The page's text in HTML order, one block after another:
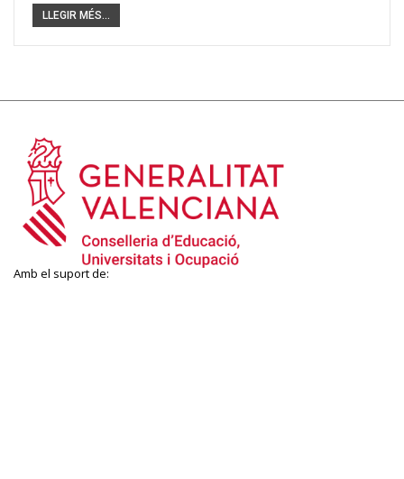
LLEGIR MÉS...
Amb el suport de: